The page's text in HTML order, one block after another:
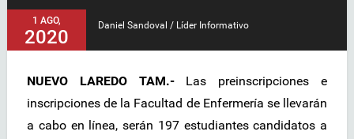
1 AGO,
2020
Daniel Sandoval / Líder Informativo
NUEVO LAREDO TAM.-Las preinscripciones e
inscripciones de la Facultad de Enfermería se llevarán
a cabo en línea, serán 197 estudiantes candidatos a